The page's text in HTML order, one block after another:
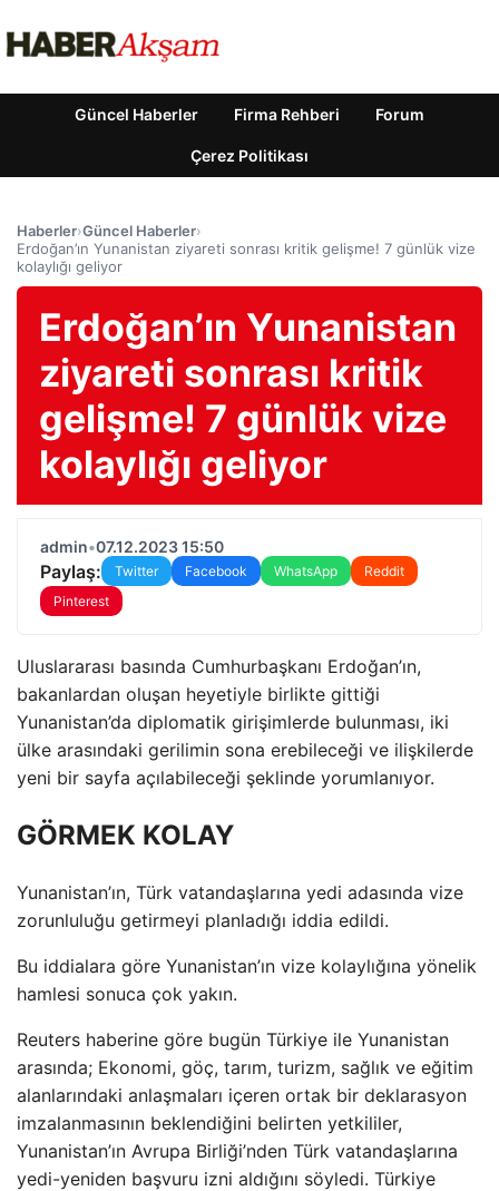
Güncel Haberler Firma Rehberi Forum
Çerez Politikası
Haberler›Güncel Haberler›
Erdoğan’ın Yunanistan ziyareti sonrası kritik gelişme! 7 günlük vize
kolaylığı geliyor
Erdoğan’ın Yunanistan
ziyareti sonrası kritik
gelişme! 7 günlük vize
kolaylığı geliyor
admin•07.12.2023 15:50
Paylaş: Twitter Facebook WhatsApp
Reddit
Pinterest
Uluslararası basında Cumhurbaşkanı Erdoğan’ın,
bakanlardan oluşan heyetiyle birlikte gittiği
Yunanistan’da diplomatik girişimlerde bulunması, iki
ülke arasındaki gerilimin sona erebileceği ve ilişkilerde
yeni bir sayfa açılabileceği şeklinde yorumlanıyor.
GÖRMEK KOLAY
Yunanistan’ın, Türk vatandaşlarına yedi adasında vize
zorunluluğu getirmeyi planladığı iddia edildi.
Bu iddialara göre Yunanistan’ın vize kolaylığına yönelik
hamlesi sonuca çok yakın.
Reuters haberine göre bugün Türkiye ile Yunanistan
arasında; Ekonomi, göç, tarım, turizm, sağlık ve eğitim
alanlarındaki anlaşmaları içeren ortak bir deklarasyon
imzalanmasının beklendiğini belirten yetkililer,
Yunanistan’ın Avrupa Birliği’nden Türk vatandaşlarına
yedi-yeniden başvuru izni aldığını söyledi. Türkiye